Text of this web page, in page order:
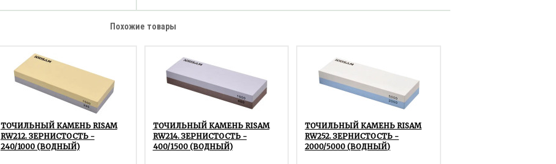
Похожие товары
ТОЧИЛЬНЫЙ КАМЕНЬ RISAM
RW212. ЗЕРНИСТОСТЬ -
240/1000 (ВОДНЫЙ)
ТОЧИЛЬНЫЙ КАМЕНЬ RISAM
RW214. ЗЕРНИСТОСТЬ -
400/1500 (ВОДНЫЙ)
ТОЧИЛЬНЫЙ КАМЕНЬ RISAM
RW252. ЗЕРНИСТОСТЬ -
2000/5000 (ВОДНЫЙ)